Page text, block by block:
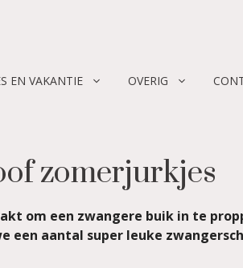
EN VAKANTIE OVERIG
zomerjurkjes
om een zwangere buik in te
een aantal super leuke